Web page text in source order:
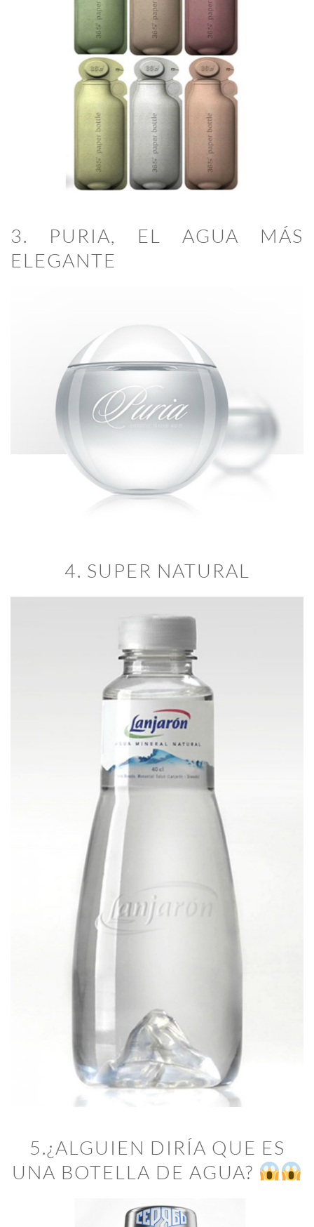
3. PURIA, EL AGUA MÁS
ELEGANTE
4. SUPER NATURAL
5.¿ALGUIEN DIRÍA QUE ES
UNA BOTELLA DE AGUA?